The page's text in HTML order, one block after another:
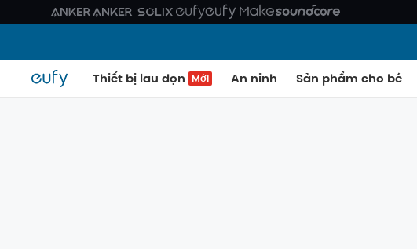
Thiết bị lau dọn Mới An ninh Sản phẩm cho bé